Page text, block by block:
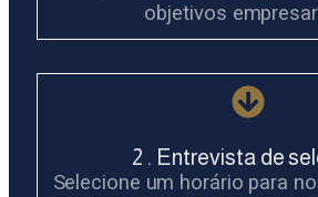
objetivos
2 . Entrevista de
Selecione um horário para